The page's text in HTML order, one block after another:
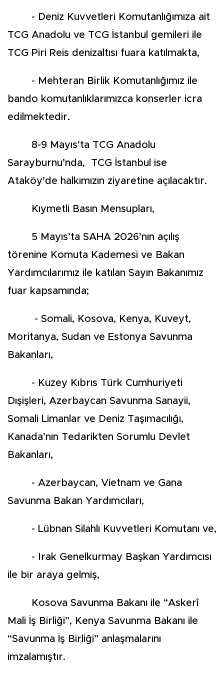
- Deniz Kuvvetleri Komutanlığımıza ait
TCG Anadolu ve TCG İstanbul gemileri ile
TCG Piri Reis denizaltısı fuara katılmakta,
- Mehteran Birlik Komutanlığımız ile
bando komutanlıklarımızca konserler icra
edilmektedir.
8-9 Mayıs’ta TCG Anadolu
Sarayburnu’nda, TCG İstanbul ise
Ataköy’de halkımızın ziyaretine açılacaktır.
Kıymetli Basın Mensupları,
5 Mayıs’ta SAHA 2026’nın açılış
törenine Komuta Kademesi ve Bakan
Yardımcılarımız ile katılan Sayın Bakanımız
fuar kapsamında;
- Somali, Kosova, Kenya, Kuveyt,
Moritanya, Sudan ve Estonya Savunma
Bakanları,
- Kuzey Kıbrıs Türk Cumhuriyeti
Dışişleri, Azerbaycan Savunma Sanayii,
Somali Limanlar ve Deniz Taşımacılığı,
Kanada’nın Tedarikten Sorumlu Devlet
Bakanları,
- Azerbaycan, Vietnam ve Gana
Savunma Bakan Yardımcıları,
- Lübnan Silahlı Kuvvetleri Komutanı ve,
- Irak Genelkurmay Başkan Yardımcısı
ile bir araya gelmiş,
Kosova Savunma Bakanı ile “Askerî
Mali İş Birliği”, Kenya Savunma Bakanı ile
“Savunma İş Birliği” anlaşmalarını
imzalamıştır.